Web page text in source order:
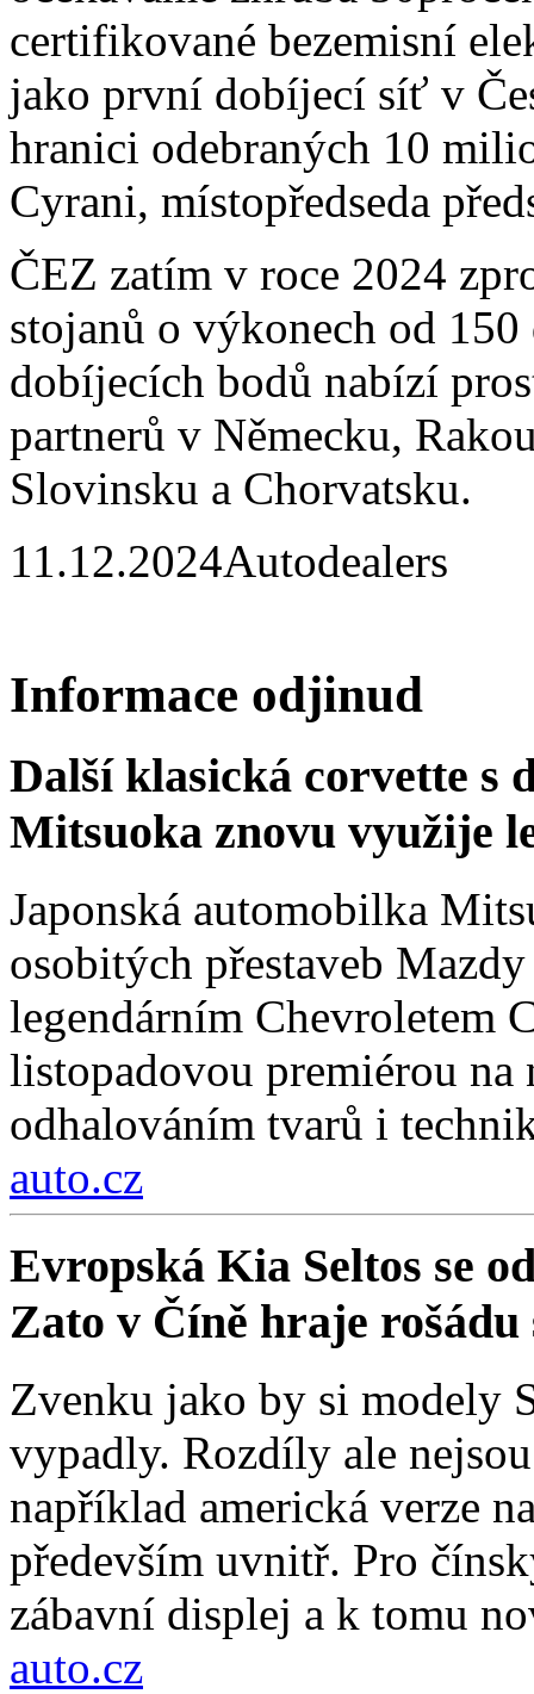
certifikované bezemisní
jako první dobíjecí síť v
hranici odebraných 10
Cyrani, místopředseda
ČEZ zatím v roce 2024
stojanů o výkonech od
dobíjecích bodů nabízí
partnerů v Německu,
Slovinsku a Chorvatsku.
11.12.2024Autodealers
Informace odjinud
Další klasická corvette s
Mitsuoka znovu využije
Japonská automobilka
osobitých přestaveb
legendárním Chevroletem
listopadovou premiérou
odhalováním tvarů i
auto.cz
Evropská Kia Seltos se
Zato v Číně hraje
Zvenku jako by si modely
vypadly. Rozdíly ale
například americká verze
především uvnitř. Pro
zábavní displej a k tomu
auto.cz